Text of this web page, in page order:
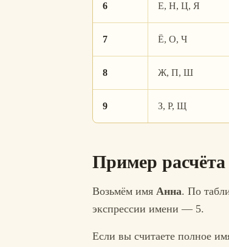
6 Е, Н, Ц, Я
7 Ё, О, Ч
8 Ж, П, Ш
9 З, Р, Щ
Пример расчёта
Возьмём имя Анна. По
экспрессии имени — 5.
Если вы считаете полное